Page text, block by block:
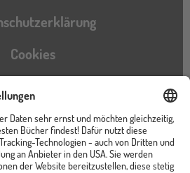
Cookies
Facebook